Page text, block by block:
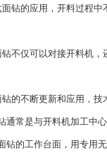
的应用，开料过程中
仅可以对接开料机，
不断更新和应用，技
常是与开料机加工中心
钻的工作台面，用专用